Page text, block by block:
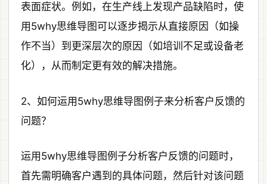
表面症状。例如，在生产线上发现产品缺陷时，使
用5why思维导图可以逐步揭示从直接原因（如操
作不当）到更深层次的原因（如培训不足或设备老
化），从而制定更有效的解决措施。
2、如何运用5why思维导图例子来分析客户反馈的
问题？
运用5why思维导图例子分析客户反馈的问题时，
首先需明确客户遇到的具体问题，然后针对该问题